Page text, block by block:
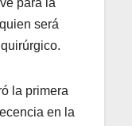
para la
será
la primera
en la